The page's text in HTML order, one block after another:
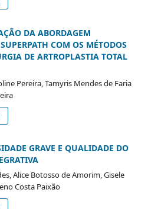
DA ABORDAGEM
COM OS MÉTODOS
DE ARTROPLASTIA TOTAL
Pereira, Tamyris Mendes de Faria
GRAVE E QUALIDADE DO
Alice Botosso de Amorim, Gisele
Costa Paixão